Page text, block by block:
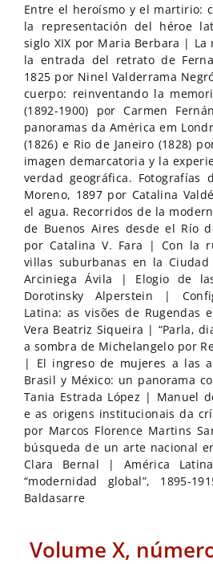
Entre el heroísmo y el martirio:
la representación del héroe
siglo XIX por Maria Berbara | La
la entrada del retrato de
1825 por Ninel Valderrama
cuerpo: reinventando la
(1892-1900) por Carmen
panoramas da América em
(1826) e Rio de Janeiro (1828)
imagen demarcatoria y la
verdad geográfica. Fotografías
Moreno, 1897 por Catalina
el agua. Recorridos de la
de Buenos Aires desde el Río
por Catalina V. Fara | Con la
villas suburbanas en la
Arciniega Ávila | Elogio de
Dorotinsky Alperstein |
Latina: as visões de Rugendas
Vera Beatriz Siqueira | “Parla,
a sombra de Michelangelo por
| El ingreso de mujeres a las
Brasil y México: un panorama
Tania Estrada López | Manuel
e as origens institucionais da
por Marcos Florence Martins
búsqueda de un arte nacional
Clara Bernal | América
“modernidad global”, 1895-
Baldasarre
Volume X,